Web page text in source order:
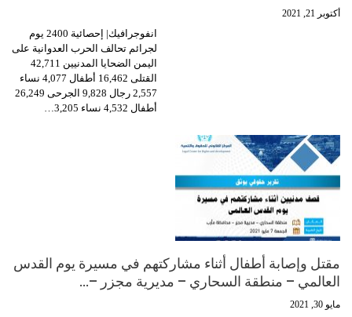
أكتوبر 21, 2021
انفوجرافيك| إحصائية 2400 يوم
لجرائم تحالف الحرب العدوانية على
اليمن الضحايا المدنيين 42,711
القتلى 16,462 أطفال 4,077 نساء
2,557 رجال 9,828 الجرحى 26,249
أطفال 4,532 نساء 3,205…
مقتل وإصابة أطفال أثناء مشاركتهم في مسيرة يوم القدس
العالمي – منطقة السحاري – مديرية مجزر –…
مايو 30, 2021